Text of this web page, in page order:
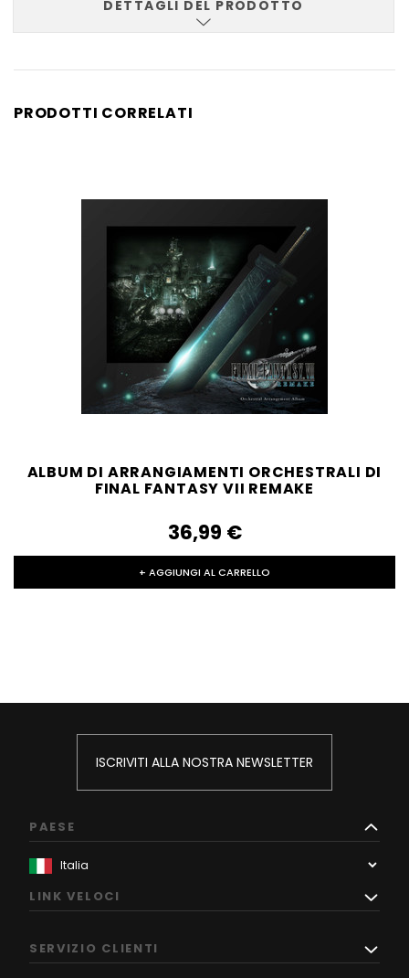
DETTAGLI DEL PRODOTTO
PRODOTTI CORRELATI
ALBUM DI ARRANGIAMENTI ORCHESTRALI DI
FINAL FANTASY VII REMAKE
36,99‎ ‎€
+ AGGIUNGI AL CARRELLO
ISCRIVITI ALLA NOSTRA NEWSLETTER
PAESE
LINK VELOCI
SERVIZIO CLIENTI